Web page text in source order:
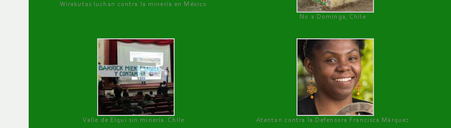
Wirakutas luchan contra la minería en México
No a Dominga, Chile
Valle de Elqui sin minería. Chile Atentan contra la Defensora Francisca Márquez